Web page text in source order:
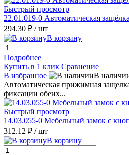
Быстрый просмотр
22.01.019-0 Автоматическая
294.30 ₽ / шт
В корзину
Подробнее
Купить в 1 клик Сравнение
В избранное
В
Автоматическая прижимная
фиксации обеих...
Быстрый просмотр
14.03.055-0 Мебельный замок с
312.12 ₽ / шт
В корзину